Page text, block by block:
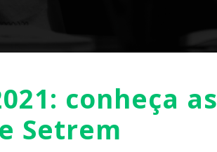
conheça as
Setrem